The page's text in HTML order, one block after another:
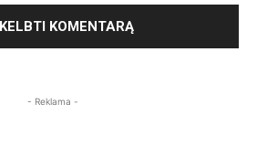
- Reklama -